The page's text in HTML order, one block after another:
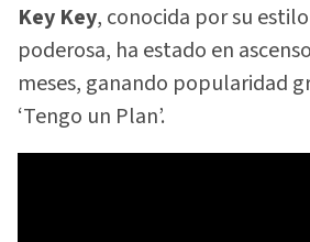
Key Key, conocida por su
poderosa, ha estado en
meses, ganando popularidad
‘Tengo un Plan’.